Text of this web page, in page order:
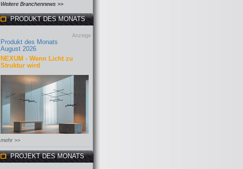
Weitere Branchennews >>
PRODUKT DES MONATS
Anzeige
Produkt des Monats
August 2026
NEXUM - Wenn Licht zu
Struktur wird
mehr >>
PROJEKT DES MONATS